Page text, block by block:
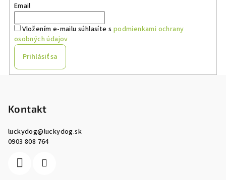
Email
Vložením e-mailu súhlasíte s podmienkami ochrany
osobných údajov
Prihlásiť sa
Kontakt
luckydog@luckydog.sk
0903 808 764